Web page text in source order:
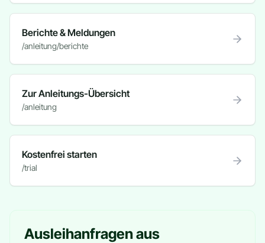
Berichte & Meldungen
/anleitung/berichte
Zur Anleitungs-Übersicht
/anleitung
Kostenfrei starten
/trial
Ausleihanfragen aus